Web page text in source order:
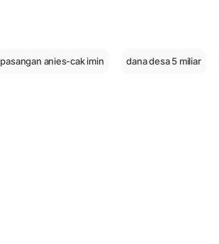
pasangan anies-cak imin dana desa 5 miliar